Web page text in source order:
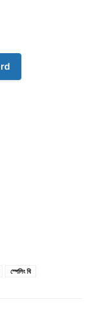
স্পেলিং বি